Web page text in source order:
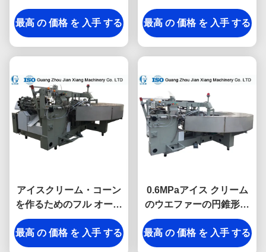
ム・コーンの圧延機を作
動させて下さい
最高 の 価格 を 入手 する
械を作る円錐形のビスケ
ット
最高 の 価格 を 入手 する
アイスクリーム・コーン
を作るためのフル オート
マチックのアイスクリー
ム・コーンの圧延機
最高 の 価格 を 入手 する
0.6MPaアイス クリーム
のウエファーの円錐形機
械、砂糖の円錐形の生産
ライン分野の取付け
最高 の 価格 を 入手 する